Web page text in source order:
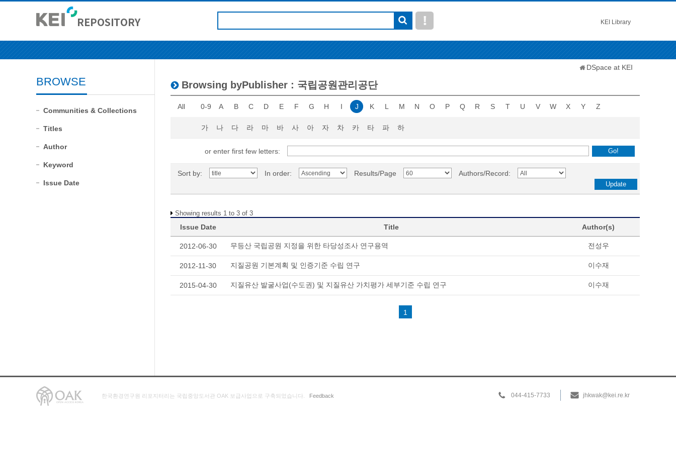
KEI Library
BROWSE
Communities & Collections
Titles
Author
Keyword
Issue Date
DSpace at KEI
Browsing byPublisher : 국립공원관리공단
All 0-9 A B C D E F G H I J K L M N O P Q R S T U V W X Y Z
가 나 다 라 마 바 사 아 자 차 카 타 파 하
or enter first few letters:
Sort by: In order: Results/Page Authors/Record:
Showing results 1 to 3 of 3
Issue Date Title Author(s)
2012-06-30 무등산 국립공원 지정을 위한 타당성조사 연구용역 전성우
2012-11-30 지질공원 기본계획 및 인증기준 수립 연구 이수재
2015-04-30 지질유산 발굴사업(수도권) 및 지질유산 가치평가 세부기준 수립 연구 이수재
1
044-415-7733 jhkwak@kei.re.kr
한국환경연구원 리포지터리는 국립중앙도서관 OAK 보급사업으로 구축되었습니다. Feedback